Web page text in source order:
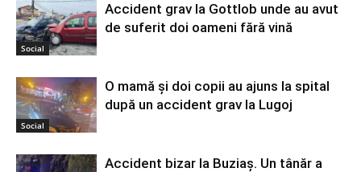
Social
Accident grav la Gottlob unde au avut
de suferit doi oameni fără vină
Social
O mamă şi doi copii au ajuns la spital
după un accident grav la Lugoj
Accident bizar la Buziaș. Un tânăr a